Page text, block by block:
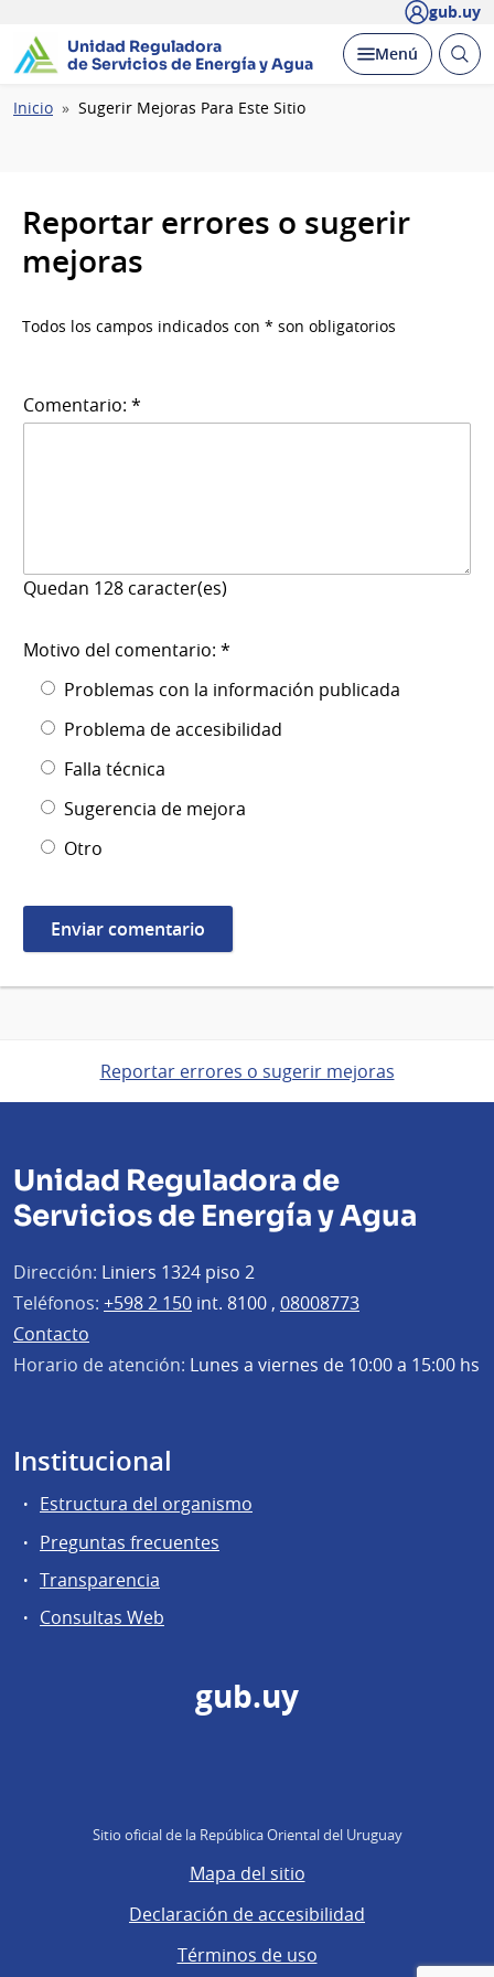
gub.uy
Unidad Reguladora
de Servicios de Energía y Agua
Desplegar
Menú Abrir
Ruta
Inicio Sugerir Mejoras Para Este Sitio
Reportar errores o sugerir
mejoras
Todos los campos indicados con * son obligatorios
Comentario: *
Quedan 128 caracter(es)
Motivo del comentario: *
Problemas con la información publicada
Problema de accesibilidad
Falla técnica
Sugerencia de mejora
Otro
Reportar errores o sugerir mejoras
Unidad Reguladora de
Servicios de Energía y Agua
Dirección: Liniers 1324 piso 2
Teléfonos: +598 2 150 int. 8100 , 08008773
Contacto
Horario de atención: Lunes a viernes de 10:00 a 15:00 hs
Institucional
Estructura del organismo
Preguntas frecuentes
Transparencia
Consultas Web
gub.uy
Sitio oficial de la República Oriental del Uruguay
Mapa del sitio
Declaración de accesibilidad
Términos de uso